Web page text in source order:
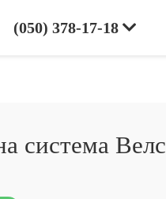
(050) 378-17-18
система Велс